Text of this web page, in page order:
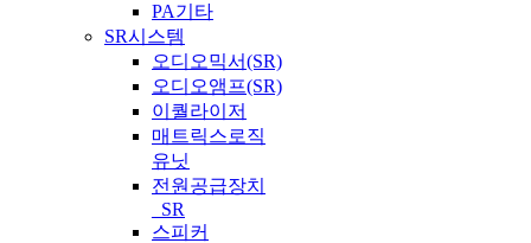
PA기타
SR시스템
오디오믹서(SR)
오디오앰프(SR)
이퀄라이저
매트릭스로직
유닛
전원공급장치
_SR
스피커